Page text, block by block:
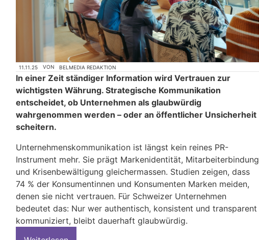
11.11.25 VON BELMEDIA REDAKTION
In einer Zeit ständiger Information wird Vertrauen zur
wichtigsten Währung. Strategische Kommunikation
entscheidet, ob Unternehmen als glaubwürdig
wahrgenommen werden – oder an öffentlicher Unsicherheit
scheitern.
Unternehmenskommunikation ist längst kein reines PR-
Instrument mehr. Sie prägt Markenidentität, Mitarbeiterbindung
und Krisenbewältigung gleichermassen. Studien zeigen, dass
74 % der Konsumentinnen und Konsumenten Marken meiden,
denen sie nicht vertrauen. Für Schweizer Unternehmen
bedeutet das: Nur wer authentisch, konsistent und transparent
kommuniziert, bleibt dauerhaft glaubwürdig.